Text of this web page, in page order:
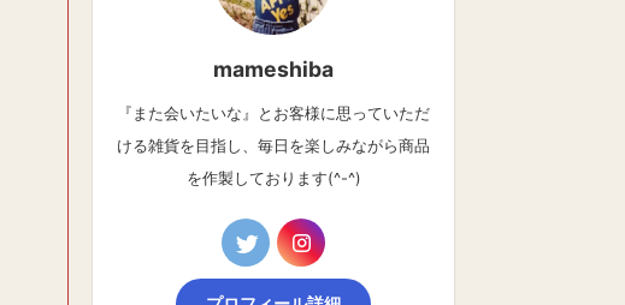
mameshiba
『また会いたいな』とお客様に思っていただ
ける雑貨を目指し、毎日を楽しみながら商品
を作製しております(^-^)